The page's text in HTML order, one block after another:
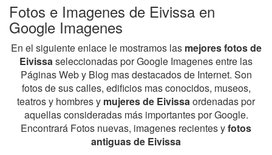
Fotos e Imagenes de Eivissa en
Google Imagenes
En el siguiente enlace le mostramos las mejores fotos de
Eivissaseleccionadas por Google Imagenes entre las
Páginas Web y Blog mas destacados de Internet. Son
fotos de sus calles, edificios mas conocidos, museos,
teatros y hombres y mujeres de Eivissaordenadas por
aquellas consideradas más importantes por Google.
Encontrará Fotos nuevas, imagenes recientes yfotos
antiguas de Eivissa